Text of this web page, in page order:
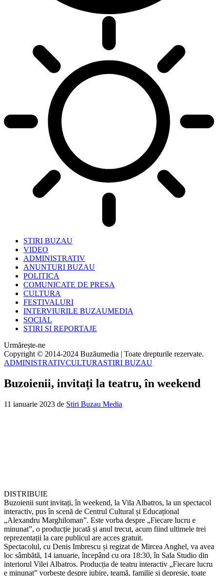
STIRI BUZAU
VIDEO
ADMINISTRATIV
ANUNTURI BUZAU
POLITICA
COMUNICATE DE PRESA
CULTURA
FESTIVALURI
INTERVIURILE BUZAUMEDIA
SOCIAL
STIRI SI REPORTAJE
Urmărește-ne
Copyright © 2014-2024 Buzăumedia | Toate drepturile rezervate.
ADMINISTRATIVCULTURASTIRI BUZAU
Buzoienii, invitați la teatru, în weekend
11 ianuarie 2023 de Stiri Buzau Media
DISTRIBUIE
Buzoienii sunt invitați, în weekend, la Vila Albatros, la un spectacol
interactiv, pus în scenă de Centrul Cultural și Educațional
„Alexandru Marghiloman”. Este vorba despre „Fiecare lucru e
minunat”, o producție jucată și anul trecut, acum fiind ultimele trei
reprezentații la care publicul are acces gratuit.
Spectacolul, cu Denis Imbrescu și regizat de Mircea Anghel, va avea
loc sâmbătă, 14 ianuarie, începând cu ora 18:30, în Sala Studio din
interiorul Vilei Albatros. Producția de teatru interactiv „Fiecare lucru
e minunat” vorbește despre iubire, teamă, familie și depresie, toate